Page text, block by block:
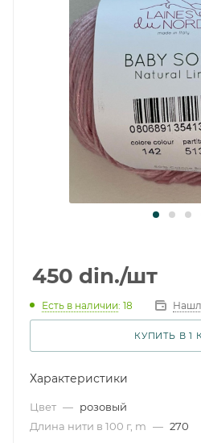
450 din./шт
Есть в наличии: 18
КУПИТЬ В 1
Характеристики
Цвет — розовый
Длина нити в 100 г, m — 270